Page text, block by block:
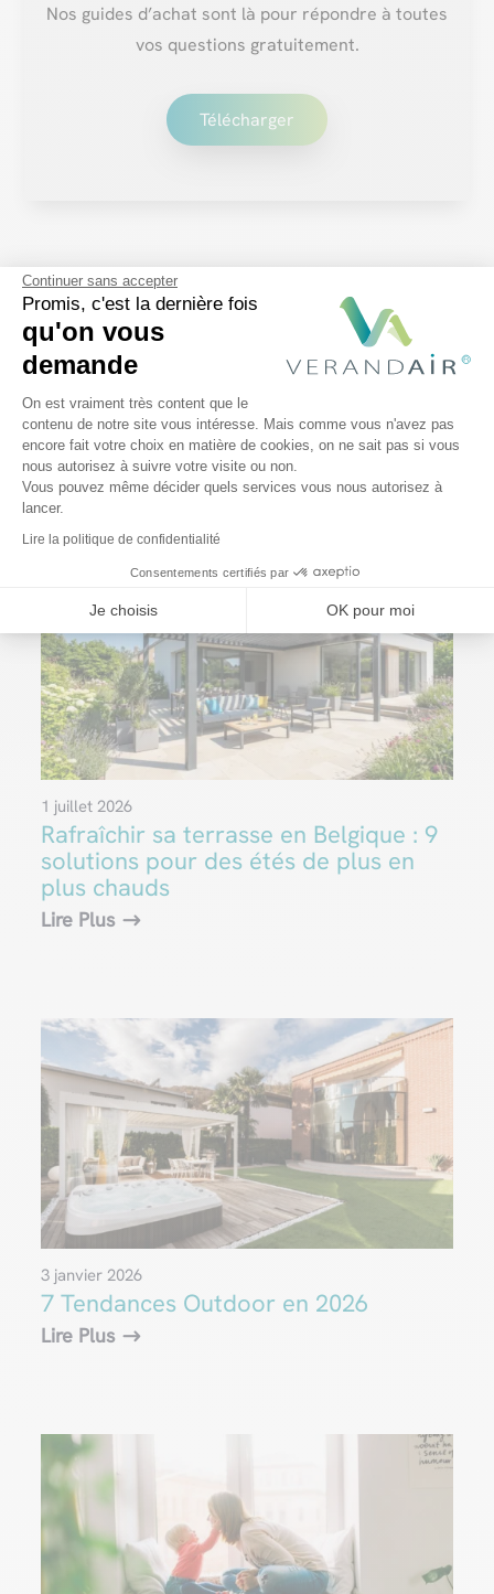
Continuer sans accepter
Promis, c'est la dernière fois
qu'on vous
demande
Plateforme de Gestion du
On est vraiment très content que le
contenu de notre site vous intéresse. Mais comme vous n'avez pas
encore fait votre choix en matière de cookies, on ne sait pas si vous
nous autorisez à suivre votre visite ou non.
Vous pouvez même décider quels services vous nous autorisez à
lancer.
Lire la politique de confidentialité
Consentements certifiés par
Je choisis OK pour moi
Axeptio consent
Nos guides d’achat sont là pour répondre à toutes
vos questions gratuitement.
Télécharger
Vous aimerez
Rafraîchir sa terrasse en Belgique : 9
solutions pour des étés de plus en
plus chauds
1 juillet 2026
Lire Plus
7 Tendances Outdoor en 2026
3 janvier 2026
Lire Plus